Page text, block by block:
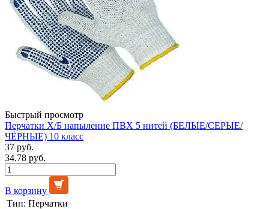
Быстрый просмотр
Перчатки Х/Б напыление ПВХ 5 нитей (БЕЛЫЕ/СЕРЫЕ/
ЧЁРНЫЕ) 10 класс
37 руб.
34.78 руб.
В корзину
Тип: Перчатки